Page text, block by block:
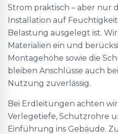
Strom praktisch – aber nur
Installation auf
Belastung ausgelegt ist.
Materialien ein und
Montagehöhe sowie die
bleiben Anschlüsse auch
Nutzung zuverlässig.
Bei Erdleitungen achten
Verlegetiefe, Schutzrohre
Einführung ins Gebäude.